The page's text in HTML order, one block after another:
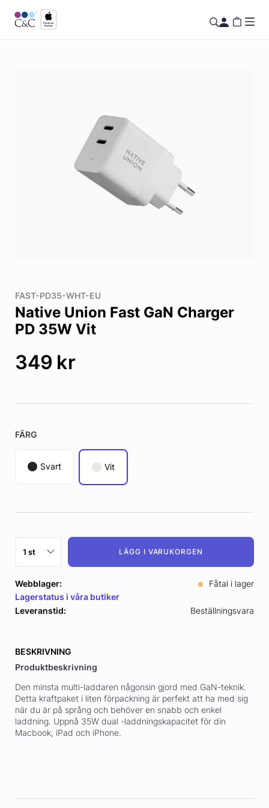
FAST-PD35-WHT-EU
Native Union Fast GaN Charger
PD 35W Vit
349 kr
FÄRG
Svart Vit
LÄGG I VARUKORGEN
Webblager:
Fåtal i lager
Lagerstatus i våra butiker
Leveranstid:
Beställningsvara
BESKRIVNING
Produktbeskrivning
Den minsta multi-laddaren någonsin gjord med GaN-teknik.
Detta kraftpaket i liten förpackning är perfekt att ha med sig
när du är på språng och behöver en snabb och enkel
laddning. Uppnå 35W dual -laddningskapacitet för din
Macbook, iPad och iPhone.